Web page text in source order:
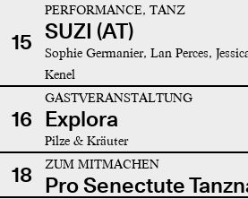
15
PERFORMANCE, TANZ
SUZI (AT)
Sophie Germanier, Lan Perces,
Kenel
16
GASTVERANSTALTUNG
Explora
Pilze & Kräuter
18 ZUM MITMACHEN
Pro Senectute